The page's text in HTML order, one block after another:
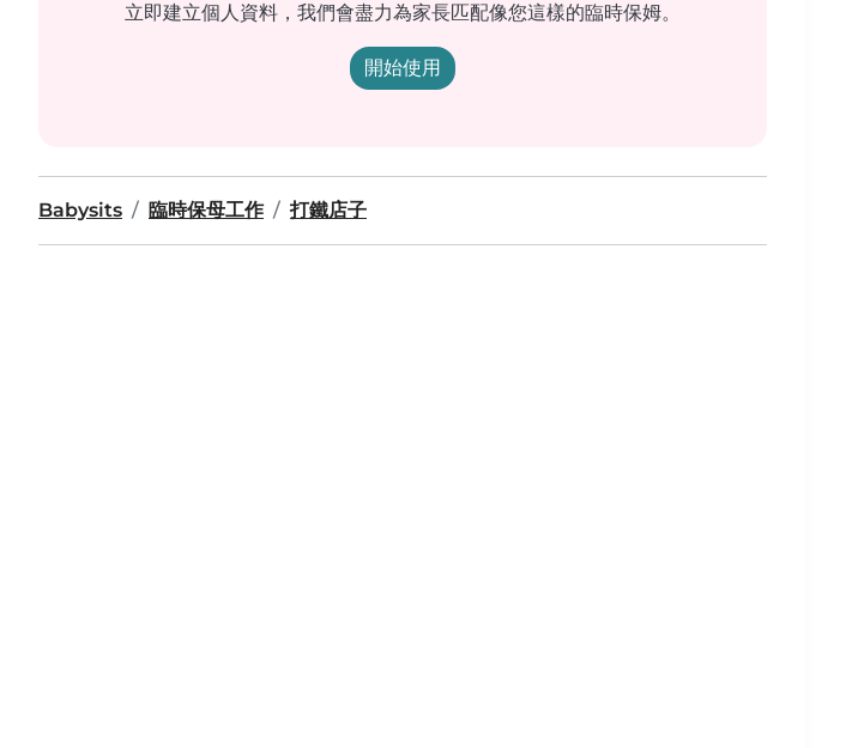
立即建立個人資料，我們會盡力為家長匹配像您這樣的臨時保姆。
開始使用
Babysits 臨時保母工作 打鐵店子